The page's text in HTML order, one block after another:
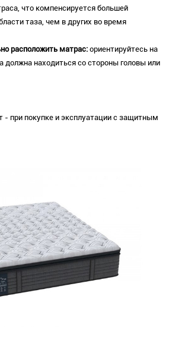
что компенсируется большей
таза, чем в других во время
расположить матрас: ориентируйтесь на
должна находиться со стороны головы или
- при покупке и эксплуатации с защитным